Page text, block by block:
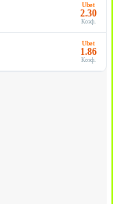
Ubet
2.30
Коэф.
Ubet
1.86
Коэф.